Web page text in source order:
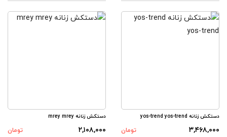
دستکش زنانه yos-trend yos-trend
۳,۴۶۸,۰۰۰
تومان
دستکش زنانه mrey mrey
۲,۱۰۸,۰۰۰
تومان